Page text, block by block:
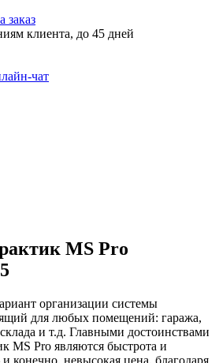
заказ
клиента, до 45 дней
чат
MS Pro
организации системы
для любых помещений: гаража,
и т.д. Главными достоинствами
MS Pro являются быстрота и
и конечно, невысокая цена, благодаря